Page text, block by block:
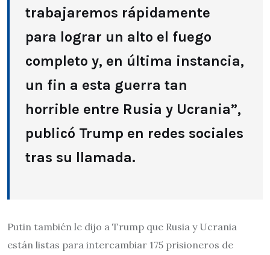
trabajaremos rápidamente
para lograr un alto el fuego
completo y, en última instancia,
un fin a esta guerra tan
horrible entre Rusia y Ucrania”,
publicó Trump en redes sociales
tras su llamada.
Putin también le dijo a Trump que Rusia y Ucrania
están listas para intercambiar 175 prisioneros de